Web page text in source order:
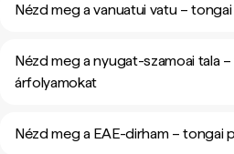
Nézd meg a vanuatui vatu –
Nézd meg a nyugat-szamoai tala
árfolyamokat
Nézd meg a EAE-dirham – tongai